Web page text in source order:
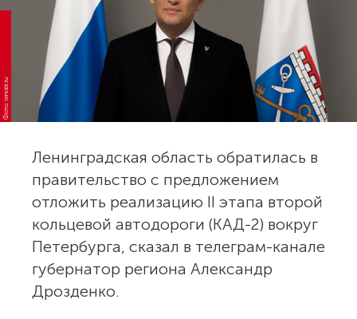
Фото: lenobl.ru
Ленинградская область обратилась в
правительство с предложением
отложить реализацию II этапа второй
кольцевой автодороги (КАД-2) вокруг
Петербурга, сказал в телеграм-канале
губернатор региона Александр
Дрозденко.